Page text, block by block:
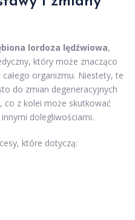
lordoza lędźwiowa,
który może znacząco
organizmu. Niestety, te
do zmian degeneracyjnych
co z kolei może skutkować
dolegliwościami.
które dotyczą: